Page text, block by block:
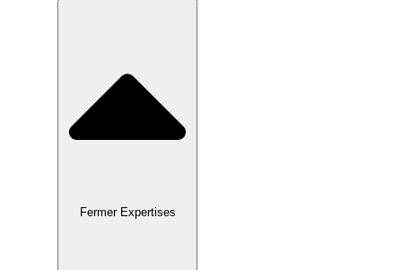
Fermer Expertises